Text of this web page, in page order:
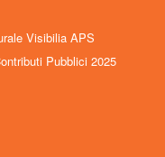
Visibilia APS
Pubblici 2025